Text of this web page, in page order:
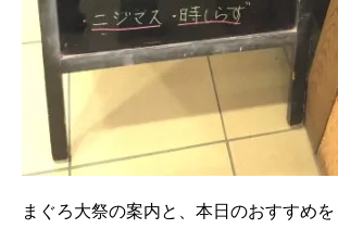
まぐろ大祭の案内と、本日のおすすめ